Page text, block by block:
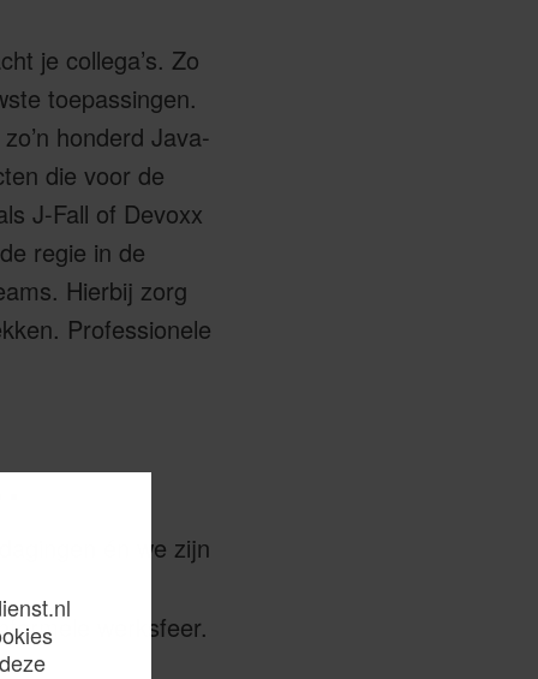
je collega’s. Zo
toepassingen.
honderd Java-
die voor de
J-Fall of Devoxx
regie in de
Hierbij zorg
Professionele
én we zijn
werksfeer.